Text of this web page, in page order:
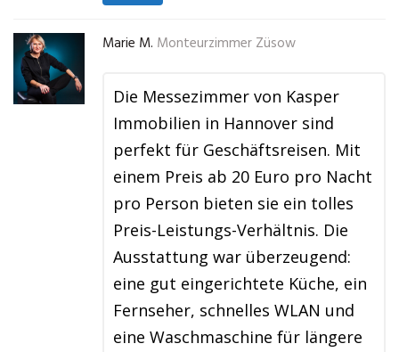
Marie M. Monteurzimmer Züsow
Die Messezimmer von Kasper
Immobilien in Hannover sind
perfekt für Geschäftsreisen. Mit
einem Preis ab 20 Euro pro Nacht
pro Person bieten sie ein tolles
Preis-Leistungs-Verhältnis. Die
Ausstattung war überzeugend:
eine gut eingerichtete Küche, ein
Fernseher, schnelles WLAN und
eine Waschmaschine für längere